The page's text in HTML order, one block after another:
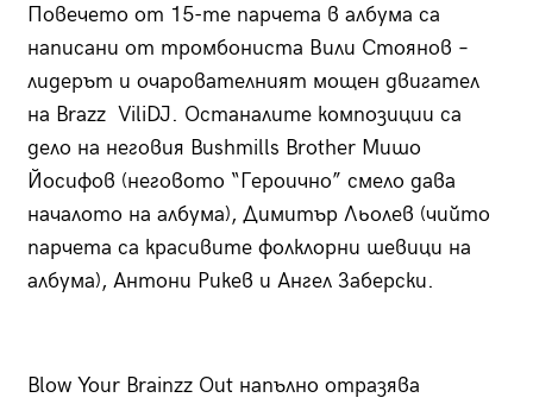
Повечето от 15-те парчета в албума са
написани от тромбониста Вили Стоянов –
лидерът и очарователният мощен двигател
на Brazz ViliDJ. Останалите композиции са
дело на неговия Bushmills Brother Мишо
Йосифов (неговото “Героично” смело дава
началото на албума), Димитър Льолев (чийто
парчета са красивите фолклорни шевици на
албума), Антони Рикев и Ангел Заберски.
Blow Your Brainzz Out напълно отразява